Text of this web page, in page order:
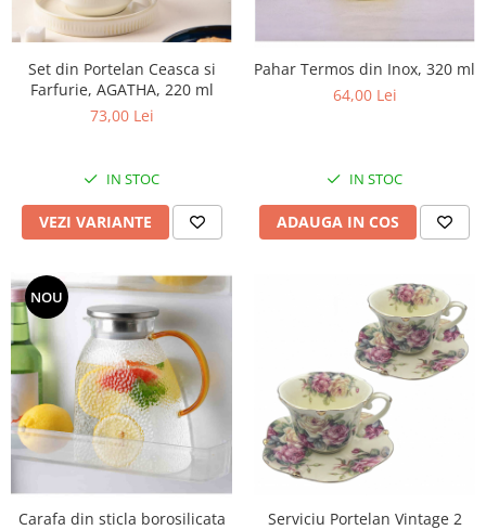
Set din Portelan Ceasca si
Farfurie, AGATHA, 220 ml
73,00 Lei
IN STOC
VEZI VARIANTE
Pahar Termos din Inox, 320 ml
64,00 Lei
IN STOC
ADAUGA IN COS
NOU
Carafa din sticla borosilicata
Serviciu Portelan Vintage 2